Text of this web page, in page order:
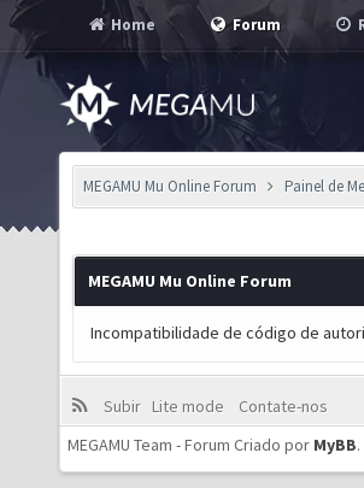
Home Forum
MEGAMU Mu Online Forum Painel de
MEGAMU Mu Online Forum
Incompatibilidade de código de
Subir Lite mode
Contate-nos
MEGAMU Team - Forum Criado por MyBB.